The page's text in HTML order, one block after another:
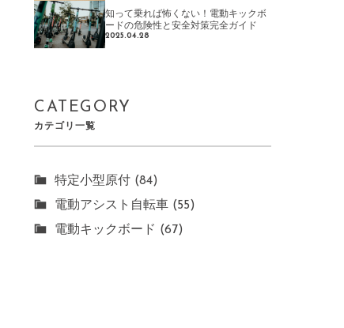
知って乗れば怖くない！電動キックボ
ードの危険性と安全対策完全ガイド
2025.04.28
CATEGORY
カテゴリ一覧
特定小型原付 (84)
電動アシスト自転車 (55)
電動キックボード (67)